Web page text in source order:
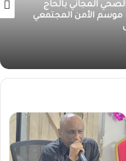
المجاني بالحاج
الأمن المجتمعي